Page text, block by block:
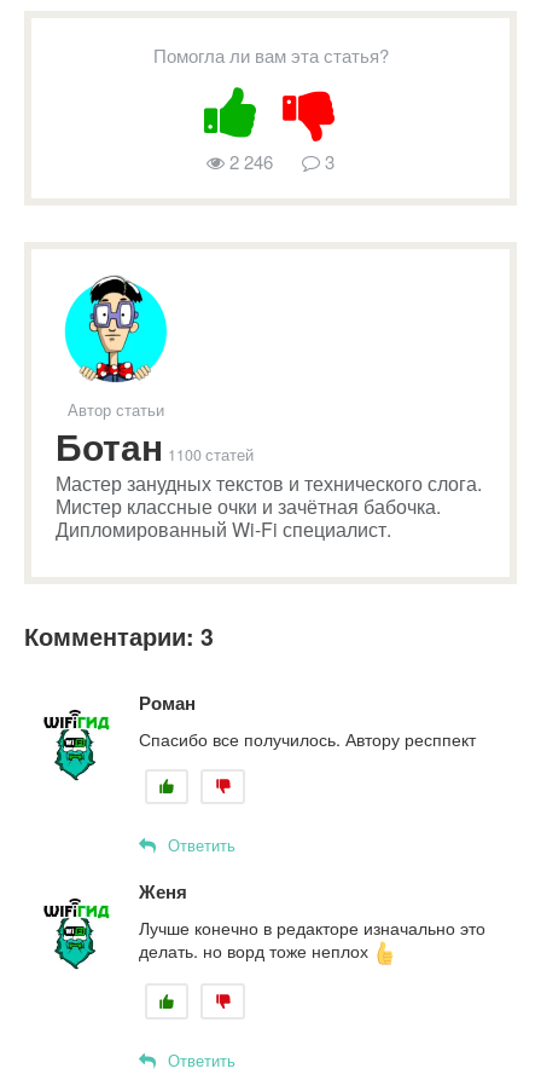
Помогла ли вам эта статья?
2 246 3
Автор статьи
Ботан 1100 статей
Мастер занудных текстов и технического слога.
Мистер классные очки и зачётная бабочка.
Дипломированный Wi-Fi специалист.
Комментарии: 3
Роман
Спасибо все получилось. Автору респпект
Ответить
Женя
Лучше конечно в редакторе изначально это
делать. но ворд тоже неплох
Ответить